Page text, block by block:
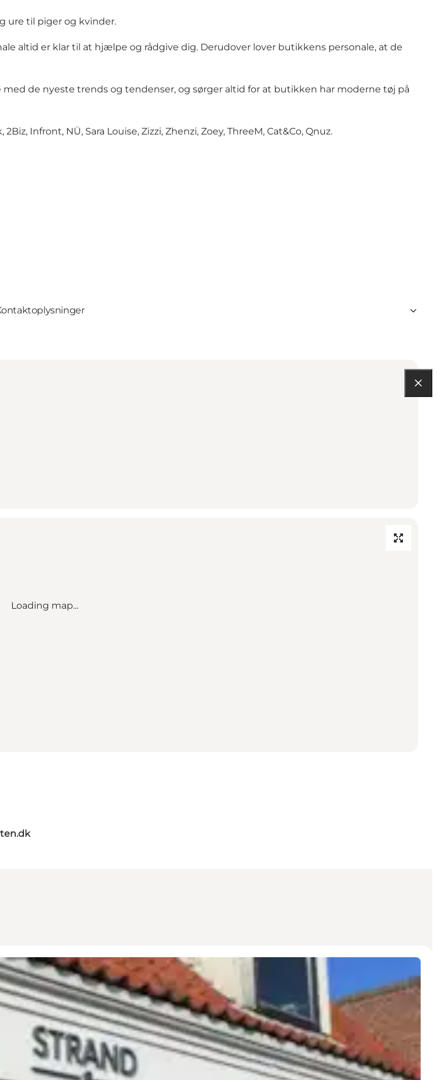
ure til piger og kvinder.
altid er klar til at hjælpe og rådgive dig. Derudover lover butikkens personale, at de
de nyeste trends og tendenser, og sørger altid for at butikken har moderne tøj på
Infront, NÜ, Sara Louise, Zizzi, Zhenzi, Zoey, ThreeM, Cat&Co, Qnuz.
Loading map...